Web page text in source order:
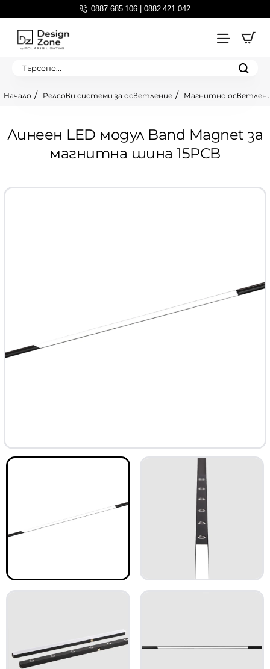
0887 685 106 | 0882 421 042
Търсене...
Линеен LED модул Band Magnet за
магнитна шина 15PCB
Релсови системи за осветление Магнитно
ТОП -33%